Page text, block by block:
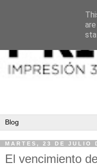
MARTES, 23 DE JULIO
El vencimiento